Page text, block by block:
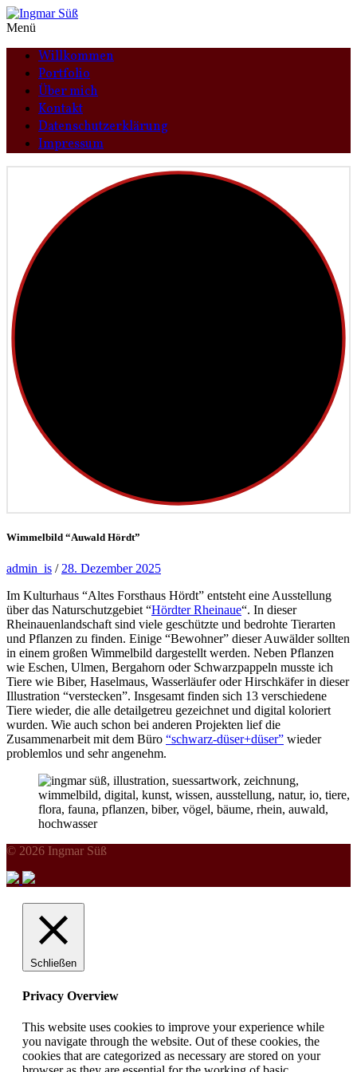
Menü
Willkommen
Portfolio
Über mich
Kontakt
Datenschutzerklärung
Impressum
Wimmelbild “Auwald Hördt”
admin_is / 28. Dezember 2025
Im Kulturhaus “Altes Forsthaus Hördt” entsteht eine Ausstellung
über das Naturschutzgebiet “Hördter Rheinaue“. In dieser
Rheinauenlandschaft sind viele geschützte und bedrohte Tierarten
und Pflanzen zu finden. Einige “Bewohner” dieser Auwälder sollten
in einem großen Wimmelbild dargestellt werden. Neben Pflanzen
wie Eschen, Ulmen, Bergahorn oder Schwarzpappeln musste ich
Tiere wie Biber, Haselmaus, Wasserläufer oder Hirschkäfer in dieser
Illustration “verstecken”. Insgesamt finden sich 13 verschiedene
Tiere wieder, die alle detailgetreu gezeichnet und digital koloriert
wurden. Wie auch schon bei anderen Projekten lief die
Zusammenarbeit mit dem Büro “schwarz-düser+düser” wieder
problemlos und sehr angenehm.
© 2026 Ingmar Süß
Schließen
Privacy Overview
This website uses cookies to improve your experience while
you navigate through the website. Out of these cookies, the
cookies that are categorized as necessary are stored on your